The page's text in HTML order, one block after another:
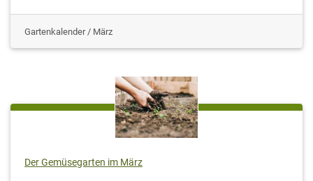
Gartenkalender / März
Der Gemüsegarten im März